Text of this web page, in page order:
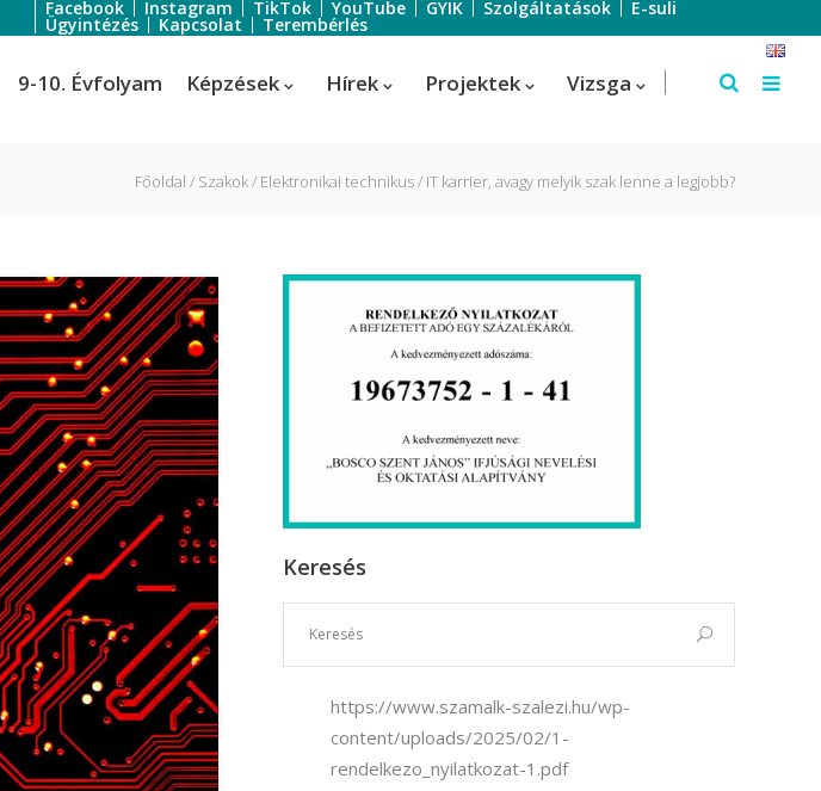
Facebook Instagram TikTok YouTube GYIK Szolgáltatások E-suli
Ügyintézés Kapcsolat Terembérlés
9-10. Évfolyam Képzések
Informatikai rendszer- és
alkalmazás-üzemeltető technikus
Turisztikai technikus – 1 éves
képzés!
(Idegenvezető)
szervező)
Hírek Projektek Vizsga
Főoldal Szakok Elektronikai technikus IT karrier, avagy melyik szak lenne a legjobb?
Keresés
https://www.szamalk-szalezi.hu/wp-
content/uploads/2025/02/1-
rendelkezo_nyilatkozat-1.pdf